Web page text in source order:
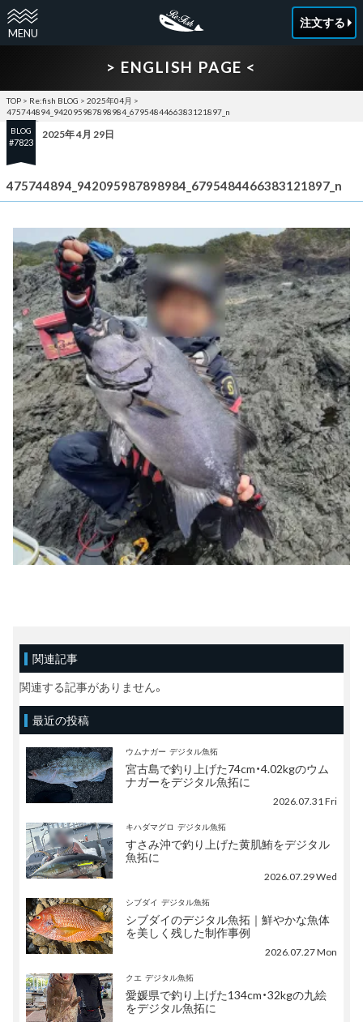
注文する
> ENGLISH PAGE <
TOP > Re:fish BLOG > 2025年04月 >
475744894_942095987898984_6795484466383121897_n
BLOG
#7823
2025年 4月 29日
475744894_942095987898984_6795484466383121897_n
関連記事
関連する記事がありません。
最近の投稿
ウムナガー デジタル魚拓
宮古島で釣り上げた74cm・4.02kgのウム
ナガーをデジタル魚拓に
2026.07.31 Fri
キハダマグロ デジタル魚拓
すさみ沖で釣り上げた黄肌鮪をデジタル
魚拓に
2026.07.29 Wed
シブダイ デジタル魚拓
シブダイのデジタル魚拓｜鮮やかな魚体
を美しく残した制作事例
2026.07.27 Mon
クエ デジタル魚拓
愛媛県で釣り上げた134cm・32kgの九絵
をデジタル魚拓に